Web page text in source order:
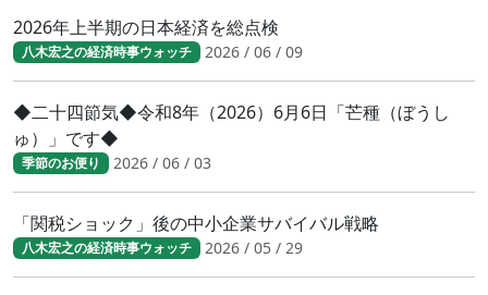
2026年上半期の日本経済を総点検
八木宏之の経済時事ウォッチ 2026 / 06 / 09
◆二十四節気◆令和8年（2026）6月6日「芒種（ぼうし
ゅ）」です◆
季節のお便り 2026 / 06 / 03
「関税ショック」後の中小企業サバイバル戦略
八木宏之の経済時事ウォッチ 2026 / 05 / 29